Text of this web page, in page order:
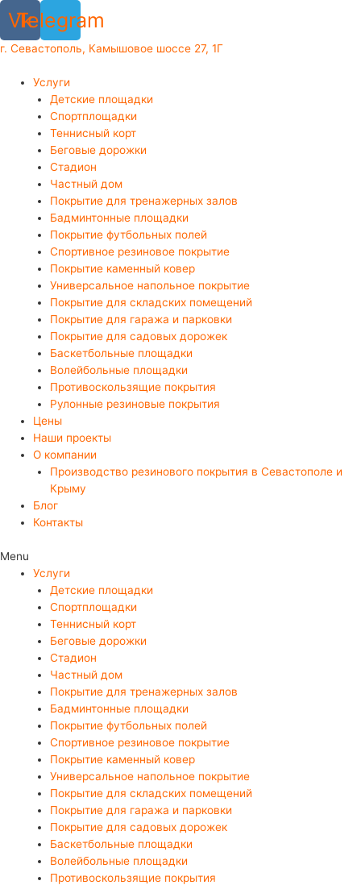
Перейти
содержимому
Vk
Telegram
г. Севастополь, Камышовое шоссе 27, 1Г
Услуги
Детские площадки
Спортплощадки
Теннисный корт
Беговые дорожки
Стадион
Частный дом
Покрытие для тренажерных залов
Бадминтонные площадки
Покрытие футбольных полей
Спортивное резиновое покрытие
Покрытие каменный ковер
Универсальное напольное покрытие
Покрытие для складских помещений
Покрытие для гаража и парковки
Покрытие для садовых дорожек
Баскетбольные площадки
Волейбольные площадки
Противоскользящие покрытия
Рулонные резиновые покрытия
Цены
Наши проекты
О компании
Производство резинового покрытия в Севастополе и
Крыму
Блог
Контакты
Menu
Услуги
Детские площадки
Спортплощадки
Теннисный корт
Беговые дорожки
Стадион
Частный дом
Покрытие для тренажерных залов
Бадминтонные площадки
Покрытие футбольных полей
Спортивное резиновое покрытие
Покрытие каменный ковер
Универсальное напольное покрытие
Покрытие для складских помещений
Покрытие для гаража и парковки
Покрытие для садовых дорожек
Баскетбольные площадки
Волейбольные площадки
Противоскользящие покрытия